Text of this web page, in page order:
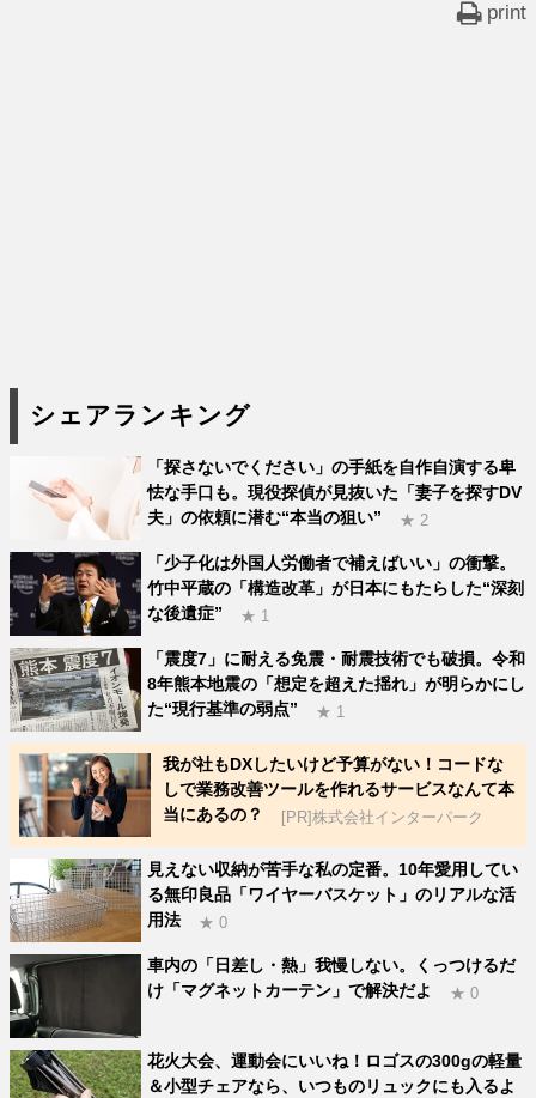
print
シェアランキング
「探さないでください」の手紙を自作自演する卑
怯な手口も。現役探偵が見抜いた「妻子を探すDV
夫」の依頼に潜む“本当の狙い”
★ 2
「少子化は外国人労働者で補えばいい」の衝撃。
竹中平蔵の「構造改革」が日本にもたらした“深刻
な後遺症”
★ 1
「震度7」に耐える免震・耐震技術でも破損。令和
8年熊本地震の「想定を超えた揺れ」が明らかにし
た“現行基準の弱点”
★ 1
我が社もDXしたいけど予算がない！コードな
しで業務改善ツールを作れるサービスなんて本
当にあるの？
[PR]株式会社インターパーク
見えない収納が苦手な私の定番。10年愛用してい
る無印良品「ワイヤーバスケット」のリアルな活
用法
★ 0
車内の「日差し・熱」我慢しない。くっつけるだ
け「マグネットカーテン」で解決だよ
★ 0
花火大会、運動会にいいね！ロゴスの300gの軽量
＆小型チェアなら、いつものリュックにも入るよ